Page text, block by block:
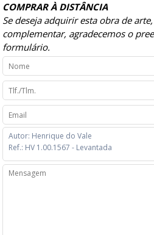
COMPRAR À DISTÂNCIA
Se deseja adquirir esta obra de
complementar, agradecemos o
formulário.